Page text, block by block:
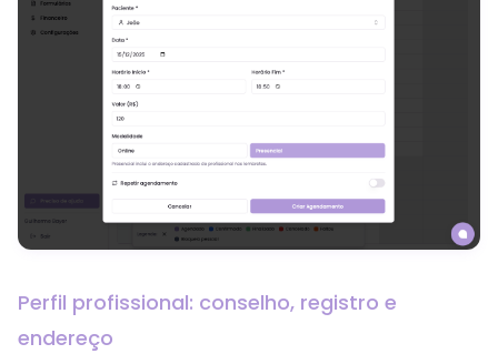
Perfil profissional: conselho, registro e
endereço